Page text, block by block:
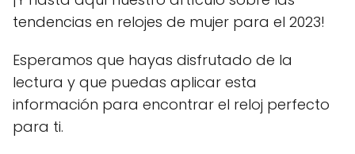
tendencias en relojes de mujer para el 2023!
Esperamos que hayas disfrutado de la
lectura y que puedas aplicar esta
información para encontrar el reloj perfecto
para ti.